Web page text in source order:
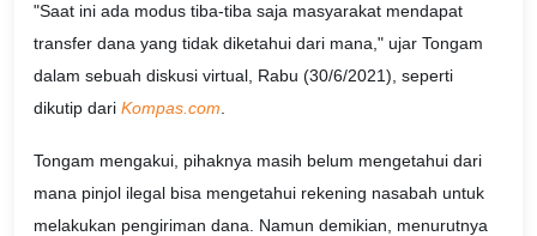
"Saat ini ada modus tiba-tiba saja masyarakat mendapat
transfer dana yang tidak diketahui dari mana," ujar Tongam
dalam sebuah diskusi virtual, Rabu (30/6/2021), seperti
dikutip dari Kompas.com.
Tongam mengakui, pihaknya masih belum mengetahui dari
mana pinjol ilegal bisa mengetahui rekening nasabah untuk
melakukan pengiriman dana. Namun demikian, menurutnya